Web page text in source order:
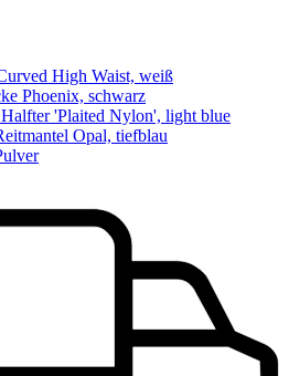
High Waist, weiß
Phoenix, schwarz
'Plaited Nylon', light blue
Opal, tiefblau